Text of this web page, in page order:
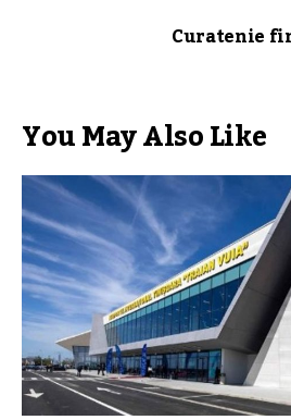
Curatenie
You May Also Like